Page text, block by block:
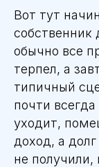
Вот тут
собственник
обычно все
терпел, а
типичный
почти
уходит,
доход, а
не получили,